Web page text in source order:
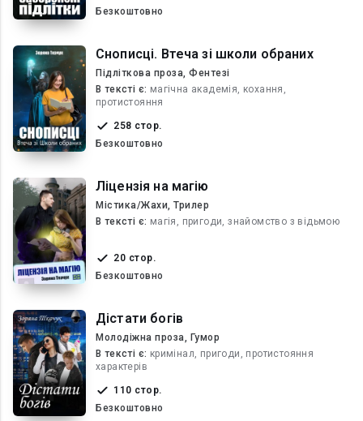
Безкоштовно
Снописці. Втеча зі школи обраних
Підліткова проза, Фентезі
В текcті є: магічна академія, кохання,
протистояння
258 стор.
Безкоштовно
Ліцензія на магію
Містика/Жахи, Трилер
В текcті є: магія, пригоди, знайомство з відьмою
20 стор.
Безкоштовно
Дістати богів
Молодіжна проза, Гумор
В текcті є: кримінал, пригоди, протистояння
характерів
110 стор.
Безкоштовно